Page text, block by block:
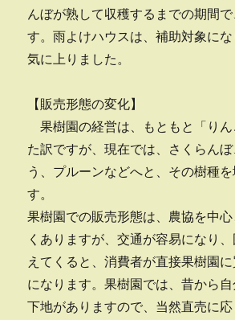
んぼが熟して収穫するまでの期間
す。雨よけハウスは、補助対象に
気に上りました。
【販売形態の変化】
果樹園の経営は、もともと「りん
た訳ですが、現在では、さくらん
う、プルーンなどへと、その樹種
す。
果樹園での販売形態は、農協を中
くありますが、交通が容易になり
えてくると、消費者が直接果樹園
になります。果樹園では、昔から
下地がありますので、当然直売に